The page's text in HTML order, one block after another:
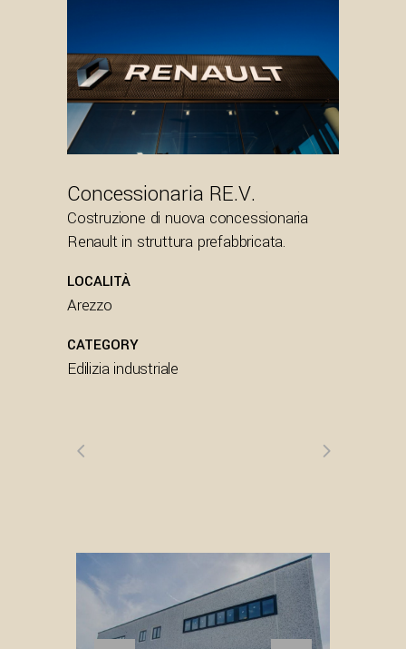
Concessionaria RE.V.
Costruzione di nuova concessionaria
Renault in struttura prefabbricata.
LOCALITÀ
Arezzo
CATEGORY
Edilizia industriale